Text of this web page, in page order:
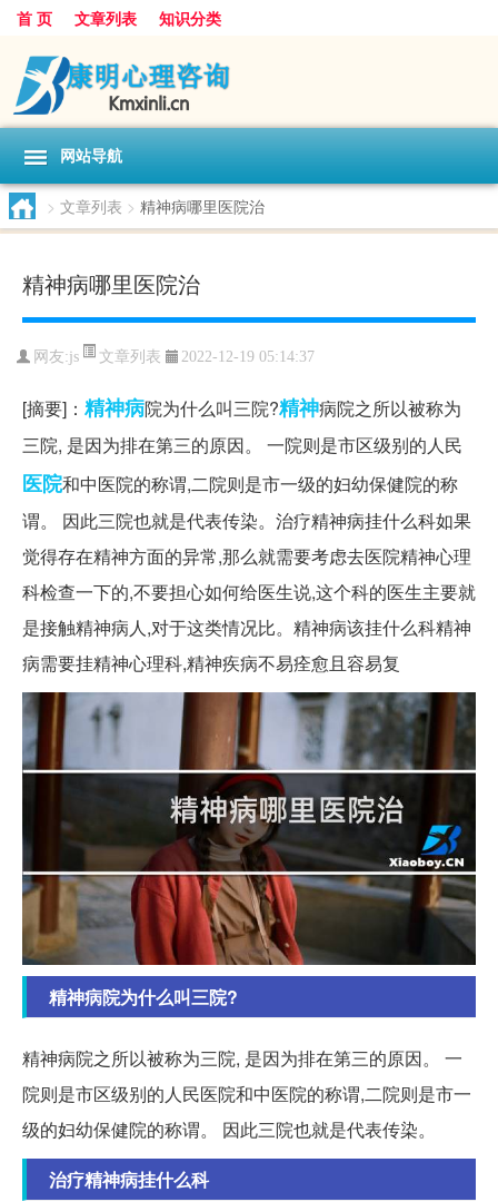
首 页 文章列表 知识分类
网站导航
> 文章列表 > 精神病哪里医院治
精神病哪里医院治
网友:js 文章列表 2022-12-19 05:14:37
[摘要]： 精神病院为什么叫三院?精神病院之所以被称为
三院, 是因为排在第三的原因。 一院则是市区级别的人民
医院和中医院的称谓,二院则是市一级的妇幼保健院的称
谓。 因此三院也就是代表传染。治疗精神病挂什么科如果
觉得存在精神方面的异常,那么就需要考虑去医院精神心理
科检查一下的,不要担心如何给医生说,这个科的医生主要就
是接触精神病人,对于这类情况比。精神病该挂什么科精神
病需要挂精神心理科,精神疾病不易痊愈且容易复
精神病院为什么叫三院?
精神病院之所以被称为三院, 是因为排在第三的原因。 一
院则是市区级别的人民医院和中医院的称谓,二院则是市一
级的妇幼保健院的称谓。 因此三院也就是代表传染。
治疗精神病挂什么科